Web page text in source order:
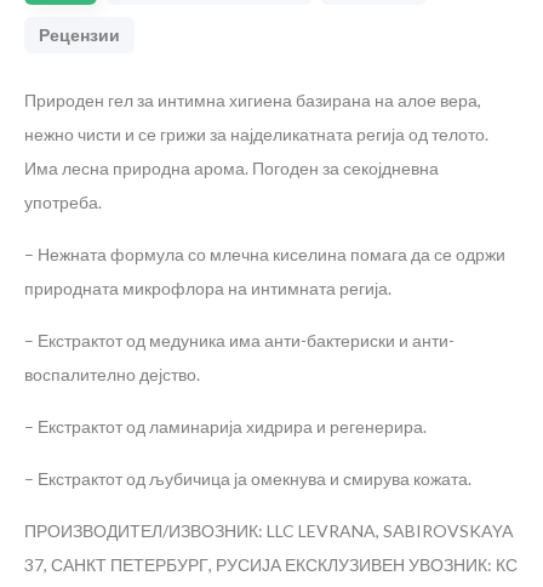
Рецензии
Природен гел за интимна хигиена базирана на алое вера,
нежно чисти и се грижи за најделикатната регија од телото.
Има лесна природна арома. Погоден за секојдневна
употреба.
– Нежната формула со млечна киселина помага да се одржи
природната микрофлора на интимната регија.
– Екстрактот од медуника има анти-бактериски и анти-
воспалително дејство.
– Екстрактот од ламинарија хидрира и регенерира.
– Екстрактот од љубичица ја омекнува и смирува кожата.
ПРОИЗВОДИТЕЛ/ИЗВОЗНИК: LLC LEVRANA, SABIROVSKAYA
37, САНКТ ПЕТЕРБУРГ, РУСИЈА ЕКСКЛУЗИВЕН УВОЗНИК: КС